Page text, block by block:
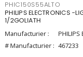
PHIC150S55ALTO
PHILIPS ELECTRONICS -
1/2GOLIATH
Manufacturier :
PHILIPS
# Manufacturier : 467233